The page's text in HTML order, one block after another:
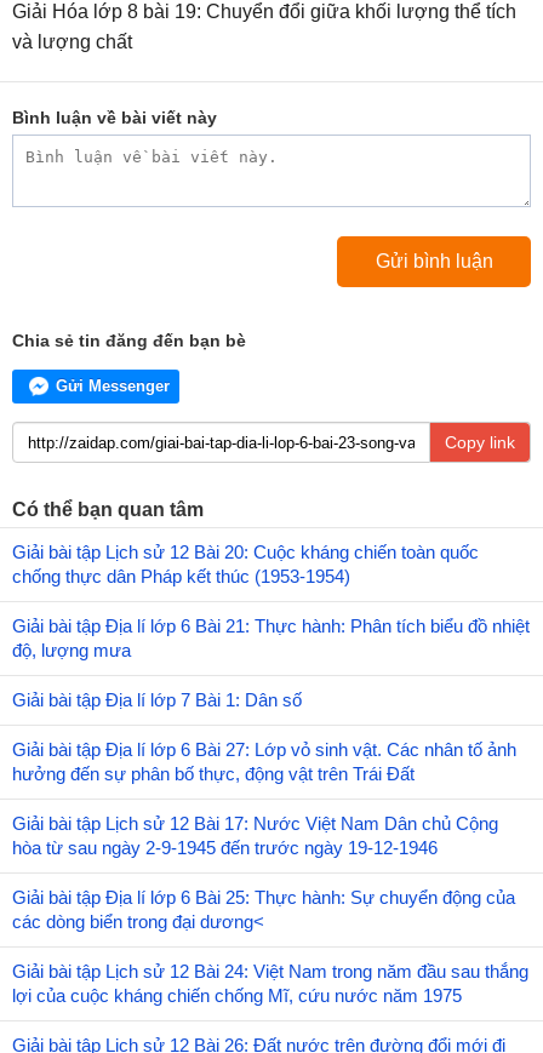
Giải Hóa lớp 8 bài 19: Chuyển đổi giữa khối lượng thể tích
và lượng chất
Bình luận về bài viết này
Chia sẻ tin đăng đến bạn bè
Gửi Messenger
Copy link
Có thể bạn quan tâm
Giải bài tập Lịch sử 12 Bài 20: Cuộc kháng chiến toàn quốc
chống thực dân Pháp kết thúc (1953-1954)
Giải bài tập Địa lí lớp 6 Bài 21: Thực hành: Phân tích biểu đồ nhiệt
độ, lượng mưa
Giải bài tập Địa lí lớp 7 Bài 1: Dân số
Giải bài tập Địa lí lớp 6 Bài 27: Lớp vỏ sinh vật. Các nhân tố ảnh
hưởng đến sự phân bố thực, động vật trên Trái Đất
Giải bài tập Lịch sử 12 Bài 17: Nước Việt Nam Dân chủ Cộng
hòa từ sau ngày 2-9-1945 đến trước ngày 19-12-1946
Giải bài tập Địa lí lớp 6 Bài 25: Thực hành: Sự chuyển động của
các dòng biển trong đại dương<
Giải bài tập Lịch sử 12 Bài 24: Việt Nam trong năm đầu sau thắng
lợi của cuộc kháng chiến chống Mĩ, cứu nước năm 1975
Giải bài tập Lịch sử 12 Bài 26: Đất nước trên đường đổi mới đi